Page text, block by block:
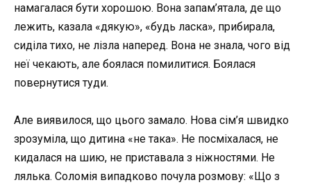
намагалася бути хорошою. Вона запам’ятала, де що
лежить, казала «дякую», «будь ласка», прибирала,
сиділа тихо, не лізла наперед. Вона не знала, чого від
неї чекають, але боялася помилитися. Боялася
повернутися туди.
Але виявилося, що цього замало. Нова сім’я швидко
зрозуміла, що дитина «не така». Не посміхалася, не
кидалася на шию, не приставала з ніжностями. Не
лялька. Соломія випадково почула розмову: «Що з